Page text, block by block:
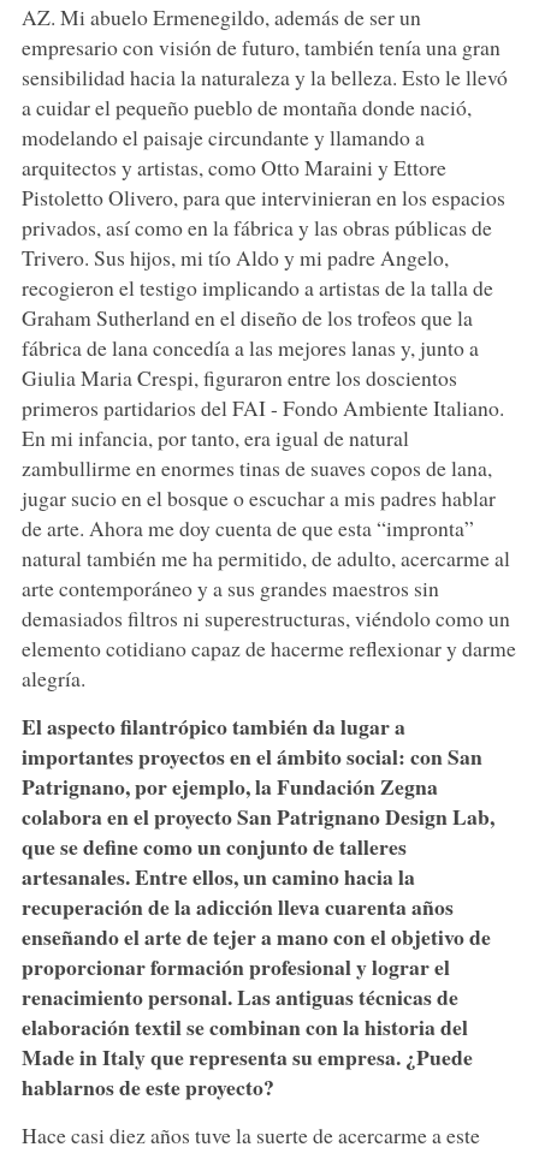
AZ. Mi abuelo Ermenegildo, además de ser un
empresario con visión de futuro, también tenía una gran
sensibilidad hacia la naturaleza y la belleza. Esto le llevó
a cuidar el pequeño pueblo de montaña donde nació,
modelando el paisaje circundante y llamando a
arquitectos y artistas, como Otto Maraini y Ettore
Pistoletto Olivero, para que intervinieran en los espacios
privados, así como en la fábrica y las obras públicas de
Trivero. Sus hijos, mi tío Aldo y mi padre Angelo,
recogieron el testigo implicando a artistas de la talla de
Graham Sutherland en el diseño de los trofeos que la
fábrica de lana concedía a las mejores lanas y, junto a
Giulia Maria Crespi, figuraron entre los doscientos
primeros partidarios del FAI - Fondo Ambiente Italiano.
En mi infancia, por tanto, era igual de natural
zambullirme en enormes tinas de suaves copos de lana,
jugar sucio en el bosque o escuchar a mis padres hablar
de arte. Ahora me doy cuenta de que esta “impronta”
natural también me ha permitido, de adulto, acercarme al
arte contemporáneo y a sus grandes maestros sin
demasiados filtros ni superestructuras, viéndolo como un
elemento cotidiano capaz de hacerme reflexionar y darme
alegría.
El aspecto filantrópico también da lugar a
importantes proyectos en el ámbito social: con San
Patrignano, por ejemplo, la Fundación Zegna
colabora en el proyecto San Patrignano Design Lab,
que se define como un conjunto de talleres
artesanales. Entre ellos, un camino hacia la
recuperación de la adicción lleva cuarenta años
enseñando el arte de tejer a mano con el objetivo de
proporcionar formación profesional y lograr el
renacimiento personal. Las antiguas técnicas de
elaboración textil se combinan con la historia del
Made in Italy que representa su empresa. ¿Puede
hablarnos de este proyecto?
Hace casi diez años tuve la suerte de acercarme a este